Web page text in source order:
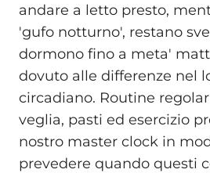
andare a letto presto,
'gufo notturno', restano
dormono fino a meta'
dovuto alle differenze nel
circadiano. Routine
veglia, pasti ed esercizio
nostro master clock in
prevedere quando questi